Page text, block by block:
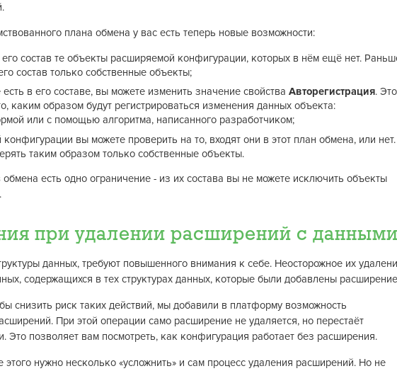
плана обмена у вас есть теперь новые возможности:
состав те объекты расширяемой конфигурации, которых в нём ещё нет.
состав только собственные объекты;
в его составе, вы можете изменить значение свойства Авторегистрация. Это
каким образом будут регистрироваться изменения данных объекта:
или с помощью алгоритма, написанного разработчиком;
вы можете проверить на то, входят они в этот план обмена, или нет.
таким образом только собственные объекты.
есть одно ограничение - из их состава вы не можете исключить объекты
при удалении расширений с данными
данных, требуют повышенного внимания к себе. Неосторожное их
содержащихся в тех структурах данных, которые были добавлены
снизить риск таких действий, мы добавили в платформу возможность
При этой операции само расширение не удаляется, но перестаёт
Это позволяет вам посмотреть, как конфигурация работает без расширения.
нужно несколько «усложнить» и сам процесс удаления расширений. Но не